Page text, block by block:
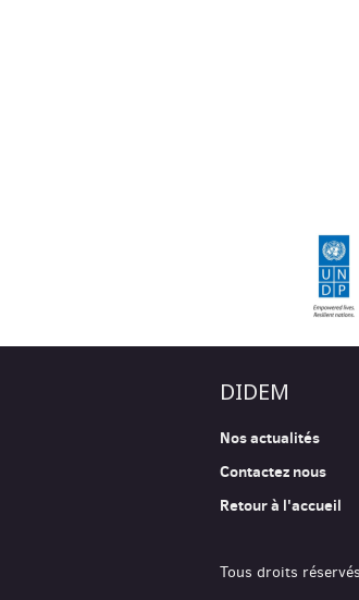
DIDEM
Nos actualités
Contactez nous
Retour à l'accueil
Tous droits